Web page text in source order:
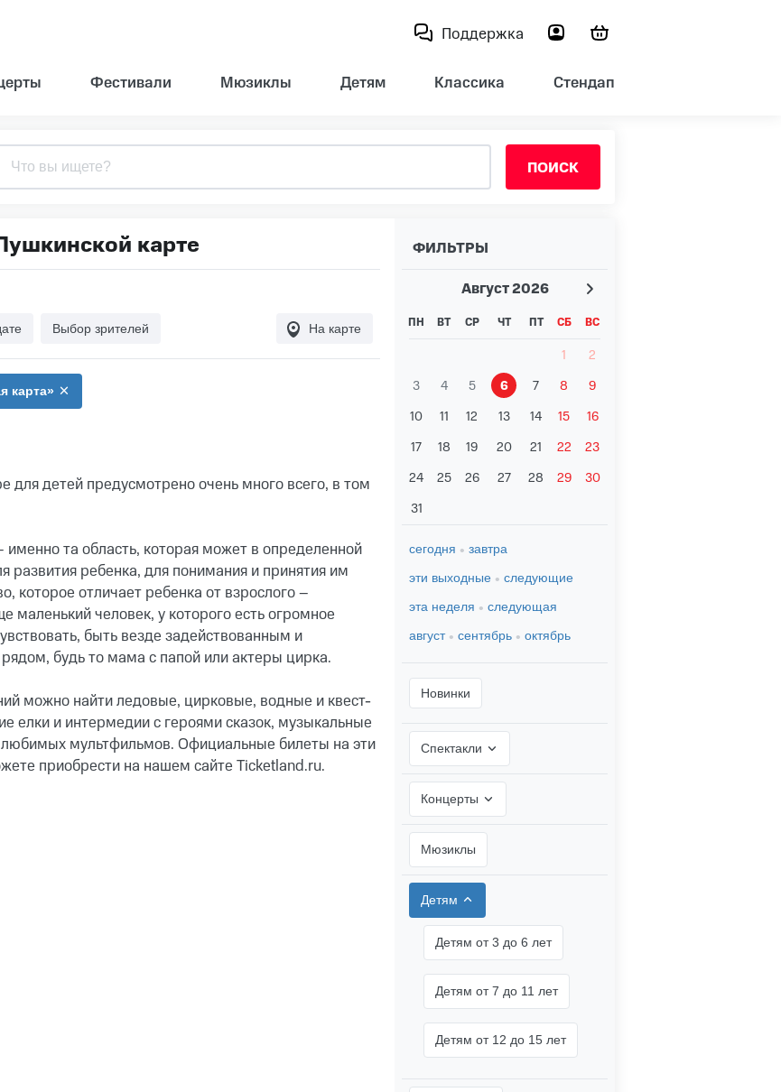
Поддержка
Фестивали Мюзиклы Детям Классика Стендап
Что вы ищете? ПОИСК
карте
Выбор зрителей На карте
карта»
детей предусмотрено очень много всего, в том
та область, которая может в определенной
развития ребенка, для понимания и принятия им
которое отличает ребенка от взрослого –
маленький человек, у которого есть огромное
быть везде задействованным и
рядом, будь то мама с папой или актеры цирка.
можно найти ледовые, цирковые, водные и квест-
елки и интермедии с героями сказок, музыкальные
мультфильмов. Официальные билеты на эти
приобрести на нашем сайте Ticketland.ru.
ФИЛЬТРЫ
Август2026
ПН ВТ СР ЧТ ПТ СБ ВС
1
2
3
4 5 6 7 8
9
10
11 12 13 14 15
16
17
18 19 20 21 22
23
24
25 26 27 28 29
30
31
сегодня • завтра
эти выходные • следующие
эта неделя • следующая
август • сентябрь • октябрь
Новинки
Спектакли
Концерты
Мюзиклы
Детям
Детям от 3 до 6 лет
Детям от 7 до 11 лет
Детям от 12 до 15 лет